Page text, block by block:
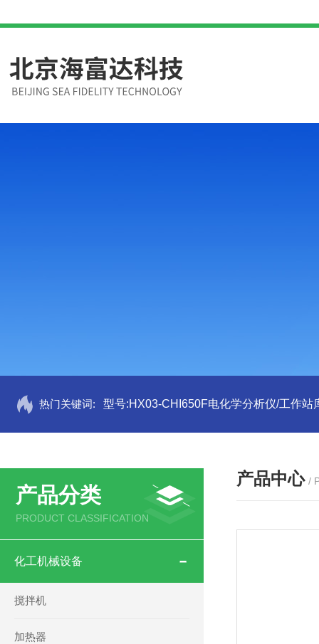
热门关键词: 型号:HX03-CHI650F电化学分析仪/工作站
产品分类
PRODUCT CLASSIFICATION
化工机械设备
搅拌机
加热器
产品中心 /